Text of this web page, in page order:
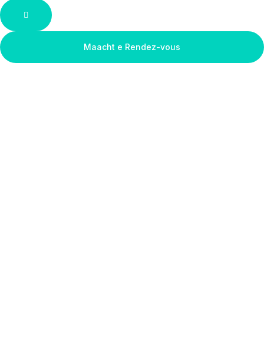
Hamburger Toggle Menu
Maacht e Rendez-vous